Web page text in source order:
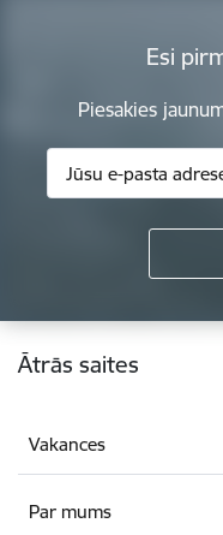
Esi
Piesakies
Kājene
Ātrās saites
Vakances
Par mums